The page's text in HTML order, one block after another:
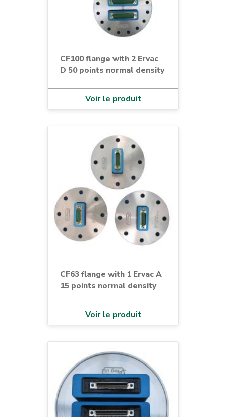
CF100 flange with 2 Ervac
D 50 points normal density
Voir le produit
CF63 flange with 1 Ervac A
15 points normal density
Voir le produit